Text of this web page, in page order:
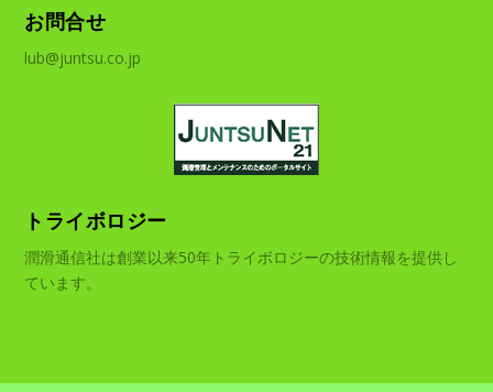
お問合せ
lub@juntsu.co.jp
トライボロジー
潤滑通信社は創業以来50年トライボロジーの技術情報を提供し
ています。